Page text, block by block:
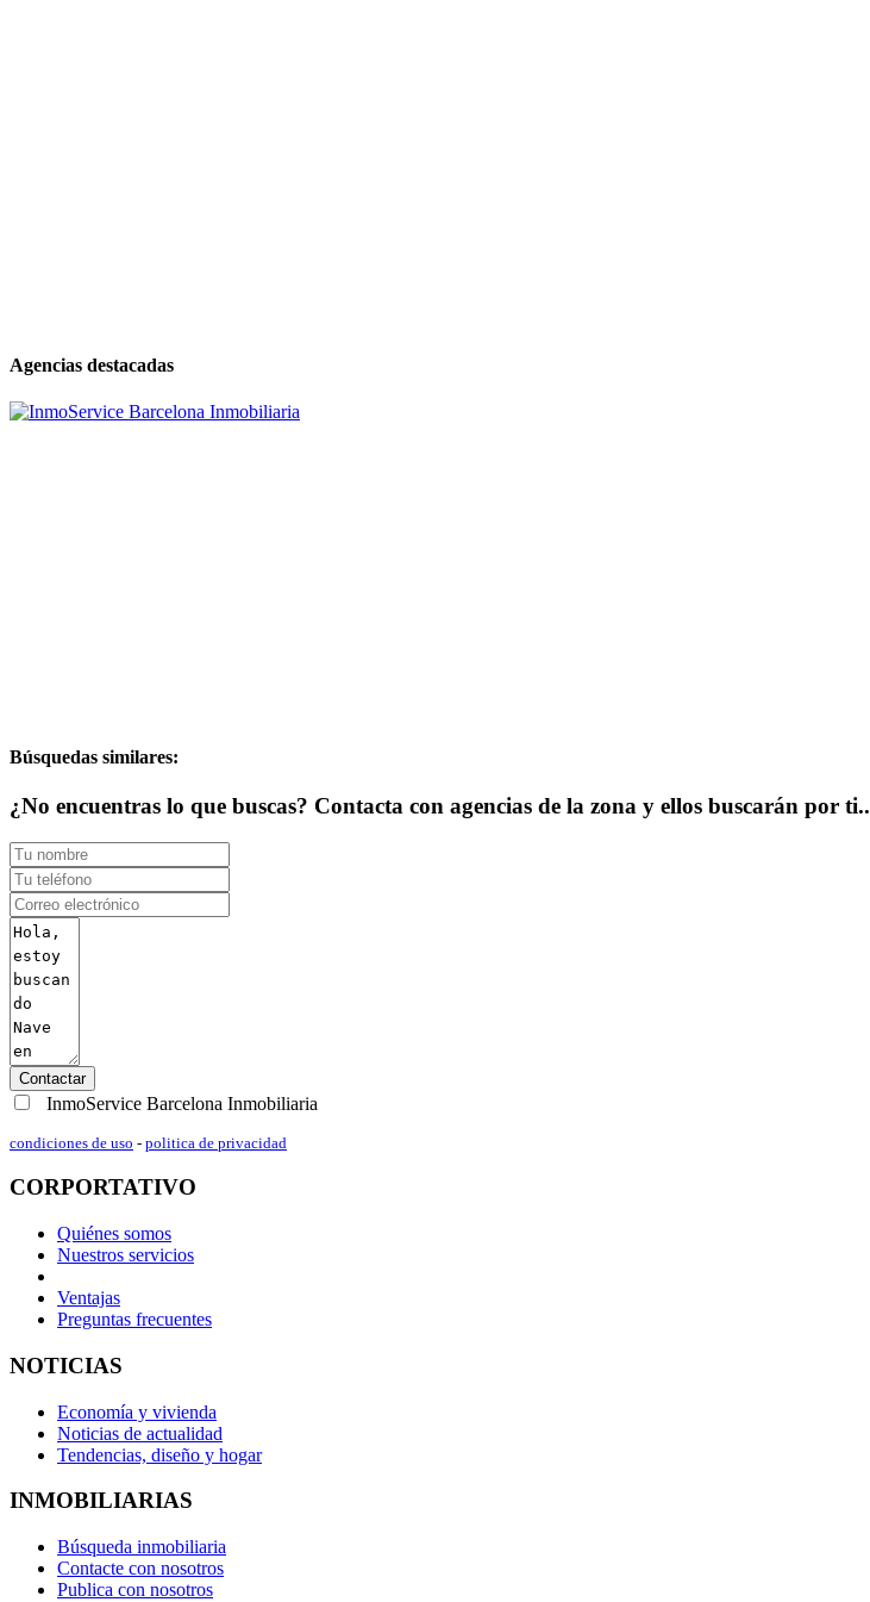
Agencias destacadas
Búsquedas similares:
¿No encuentras lo que buscas? Contacta con agencias de la zona y ellos buscarán por ti..
Contactar
InmoService Barcelona Inmobiliaria
condiciones de uso - politica de privacidad
CORPORTATIVO
Quiénes somos
Nuestros servicios
Ventajas
Preguntas frecuentes
NOTICIAS
Economía y vivienda
Noticias de actualidad
Tendencias, diseño y hogar
INMOBILIARIAS
Búsqueda inmobiliaria
Contacte con nosotros
Publica con nosotros